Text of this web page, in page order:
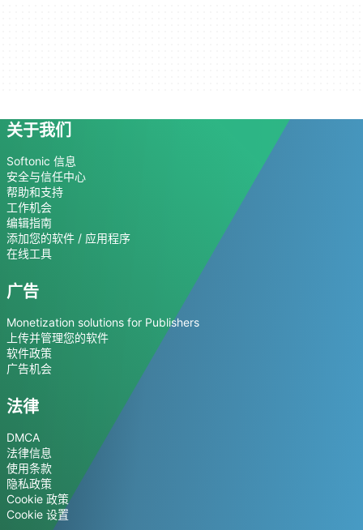
关于我们
Softonic 信息
安全与信任中心
帮助和支持
工作机会
编辑指南
添加您的软件 / 应用程序
在线工具
广告
Monetization solutions for Publishers
上传并管理您的软件
软件政策
广告机会
法律
DMCA
法律信息
使用条款
隐私政策
Cookie 政策
Cookie 设置